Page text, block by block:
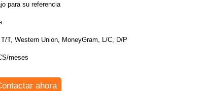
para su referencia
T/T, Western Union, MoneyGram, L/C, D/P
meses
ahora